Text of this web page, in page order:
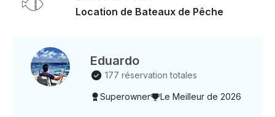
également d'un haut-parleur Bluetooth et d'un
proposons également de l'eau en bouteille, de la
glace et du soda, du guacamole fraîchement préparé
et tous les ingrédients nécessaires pour préparer un
bon ceviche avec la pêche du jour. Ce bateau est
très confortable et spacieux et possède tout ce dont
Location de Bateaux de Pêche
Eduardo
177 réservation totales
Superowner Le Meilleur de 2026